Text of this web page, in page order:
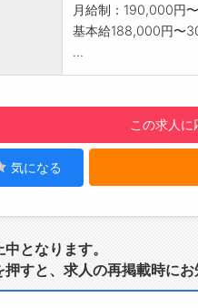
・工場内の整理、清掃
・点検スケジュ－ルを
・お待ちのお客様へ
・お客様へ車の下見
↓
・仲間と共にお弁当
13:00：整備・結果説
・ベルト、パッドの
◎結果説明の際に、
月給制：190,000円
基本給188,000円〜
...
この求人に
気になる
となります。
押すと、求人の再掲載時にお